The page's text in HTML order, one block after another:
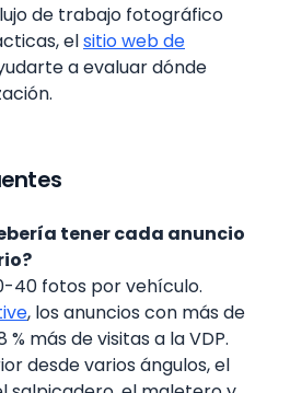
de trabajo fotográfico
elsitio web de
a evaluar dónde
tener cada anuncio
40 fotos por vehículo.
, los anuncios con más de
más de visitas a la VDP.
desde varios ángulos, el